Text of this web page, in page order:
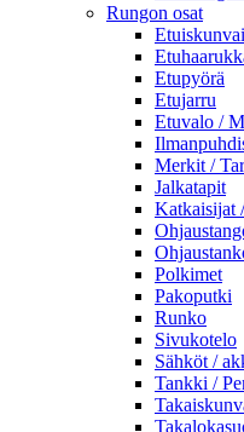
Rungon osat
Etupyörä
Etujarru
Etuvalo /
Merkit /
Jalkatapit
Katkaisijat
Polkimet
Pakoputki
Runko
Sivukotelo
Sähköt /
Tankki /